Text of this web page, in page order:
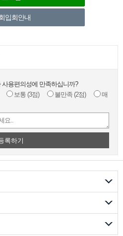
입회안내
용편의성에 만족하십니까?
보통 (3점) 불만족 (2점)
매
록하기